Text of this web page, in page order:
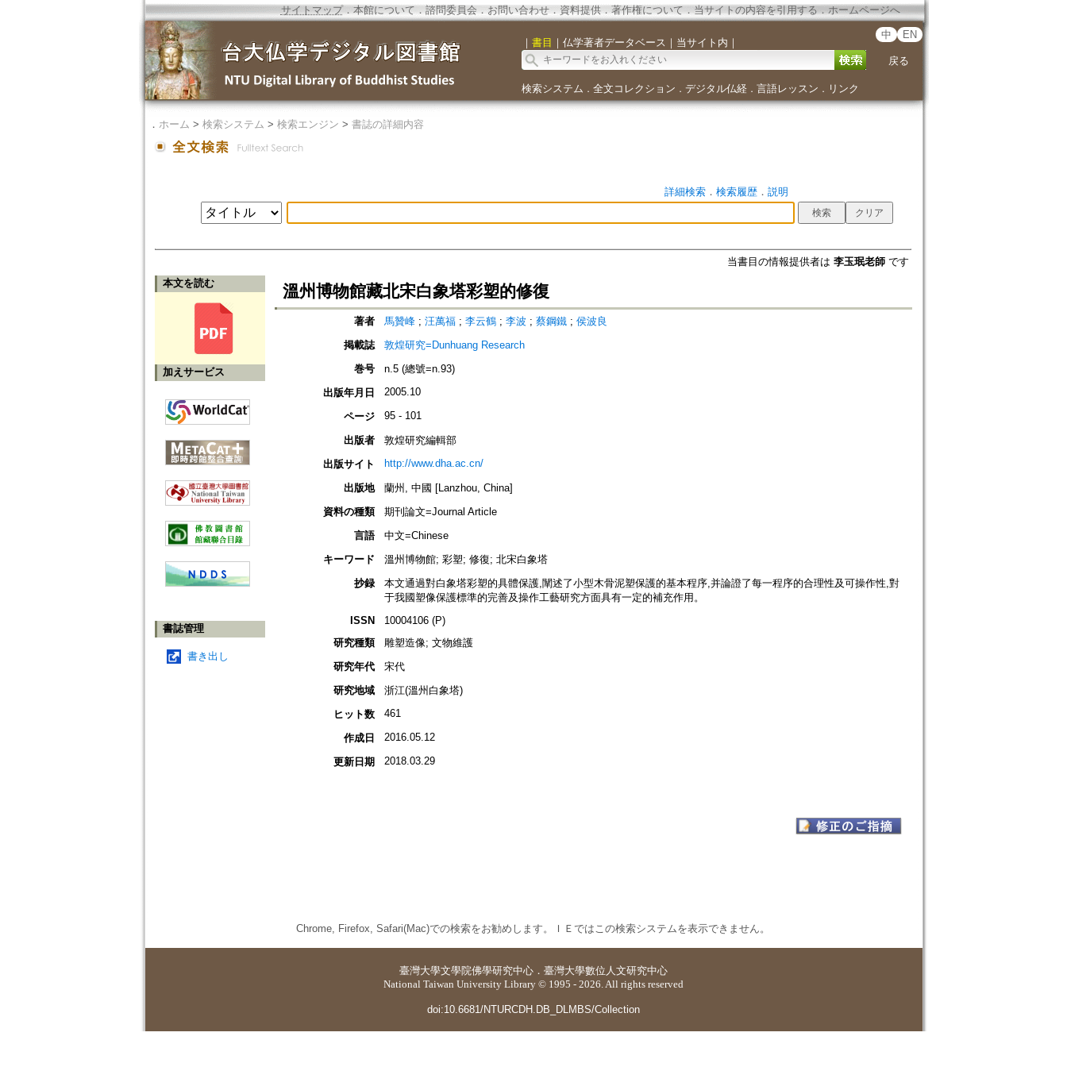
サイトマップ．本館について ． 諮問委員会． お問い合わせ． 資料提供． 著作権について．当サイトの内容を引用する ． ホームページへ
｜ 書目 ｜ 仏学著者データベース ｜ 当サイト内 ｜
中 EN
戻る
検索システム ． 全文コレクション ． デジタル仏経． 言語レッスン ． リンク
． ホーム > 検索システム > 検索エンジン > 書誌の詳細内容
詳細検索． 検索履歴． 説明
当書目の情報提供者は 李玉珉老師です
本文を読む
加えサービス
書誌管理
書き出し
溫州博物館藏北宋白象塔彩塑的修復
著者 馬贊峰; 汪萬福; 李云鶴; 李波 ; 蔡鋼鐵; 侯波良
掲載誌
敦煌研究=Dunhuang Research
巻号
n.5 (總號=n.93)
出版年月日
2005.10
ページ 95 - 101
出版者
敦煌研究編輯部
出版サイト
http://www.dha.ac.cn/
出版地
蘭州, 中國 [Lanzhou, China]
資料の種類
期刊論文=Journal Article
言語
中文=Chinese
キーワード
溫州博物館; 彩塑; 修復; 北宋白象塔
抄録
本文通過對白象塔彩塑的具體保護,闡述了小型木骨泥塑保護的基本程序,并論證了每一程序的合理性及可操作性,對
于我國塑像保護標準的完善及操作工藝研究方面具有一定的補充作用。
ISSN
10004106 (P)
研究種類
雕塑造像; 文物維護
研究年代
宋代
研究地域
浙江(溫州白象塔)
ヒット数
461
作成日 2016.05.12
更新日期 2018.03.29
Chrome, Firefox, Safari(Mac)での検索をお勧めします。ＩＥではこの検索システムを表示できません。
臺灣大學文學院佛學研究中心 ． 臺灣大學數位人文研究中心
National Taiwan University Library © 1995 - 2026. All rights reserved
doi:10.6681/NTURCDH.DB_DLMBS/Collection